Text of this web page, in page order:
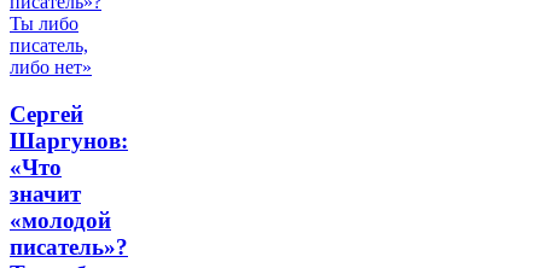
Сергей
Шаргунов:
«Что
значит
«молодой
писатель»?